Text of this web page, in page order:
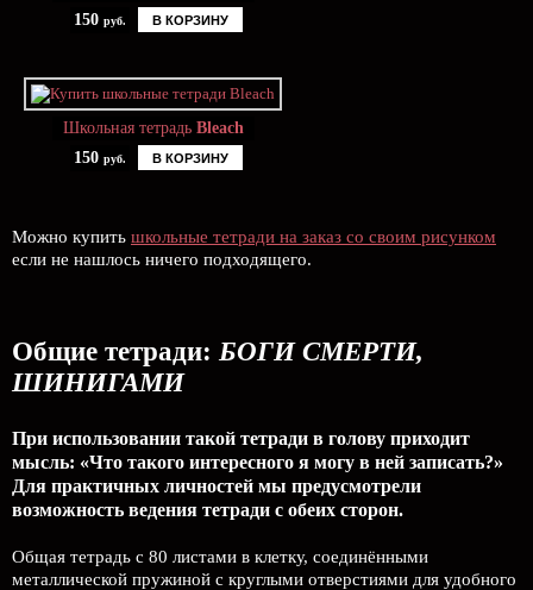
150 руб. В КОРЗИНУ
Школьная тетрадь Bleach
150 руб. В КОРЗИНУ
Можно купить школьные тетради на заказ со своим рисунком
если не нашлось ничего подходящего.
Общие тетради:БОГИ СМЕРТИ,
ШИНИГАМИ
При использовании такой тетради в голову приходит
мысль: «Что такого интересного я могу в ней записать?»
Для практичных личностей мы предусмотрели
возможность ведения тетради с обеих сторон.
Общая тетрадь с 80 листами в клетку, соединёнными
металлической пружиной с круглыми отверстиями для удобного